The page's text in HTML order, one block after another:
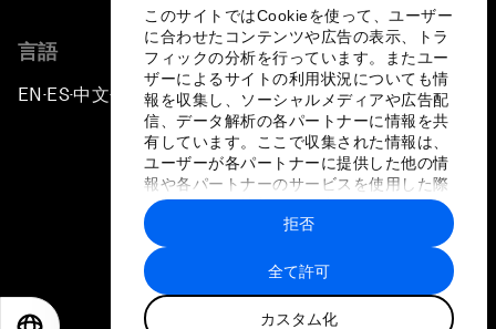
このサイトではCookieを使って、ユーザー
に合わせたコンテンツや広告の表示、トラ
フィックの分析を行っています。またユー
ザーによるサイトの利用状況についても情
報を収集し、ソーシャルメディアや広告配
信、データ解析の各パートナーに情報を共
有しています。ここで収集された情報は、
ユーザーが各パートナーに提供した他の情
報や各パートナーのサービスを使用した際
に収集された情報と組み合わされ、各パー
トナーによって使用されることがありま
す。
全て許可
カスタム化
拒否
言語
EN ▪ES▪中文▪ 日本語
プライバシーポリシーと利用規約
サイトマップ